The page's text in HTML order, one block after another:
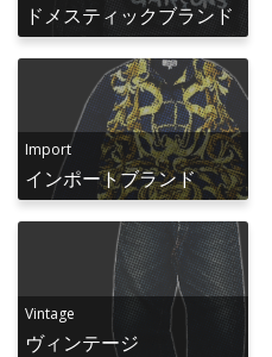
ドメスティックブランド
Import
インポートブランド
Vintage
ヴィンテージ